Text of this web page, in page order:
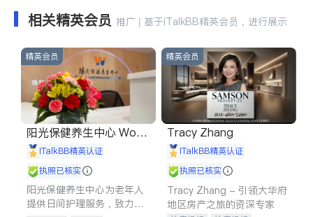
相关精英会员 推广 | 基于iTalkBB精英会员，进行展示
精英会员
阳光保健养生中心 World
shine
iTalkBB精英认证
执照已核实
阳光保健养生中心为老年人
提供日间护理服务，致力于
精英会员
Tracy Zhang
iTalkBB精英认证
执照已核实
Tracy Zhang - 引领大华府
地区房产之旅的资深专家